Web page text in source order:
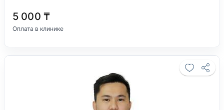
5 000 ₸
Оплата в клинике